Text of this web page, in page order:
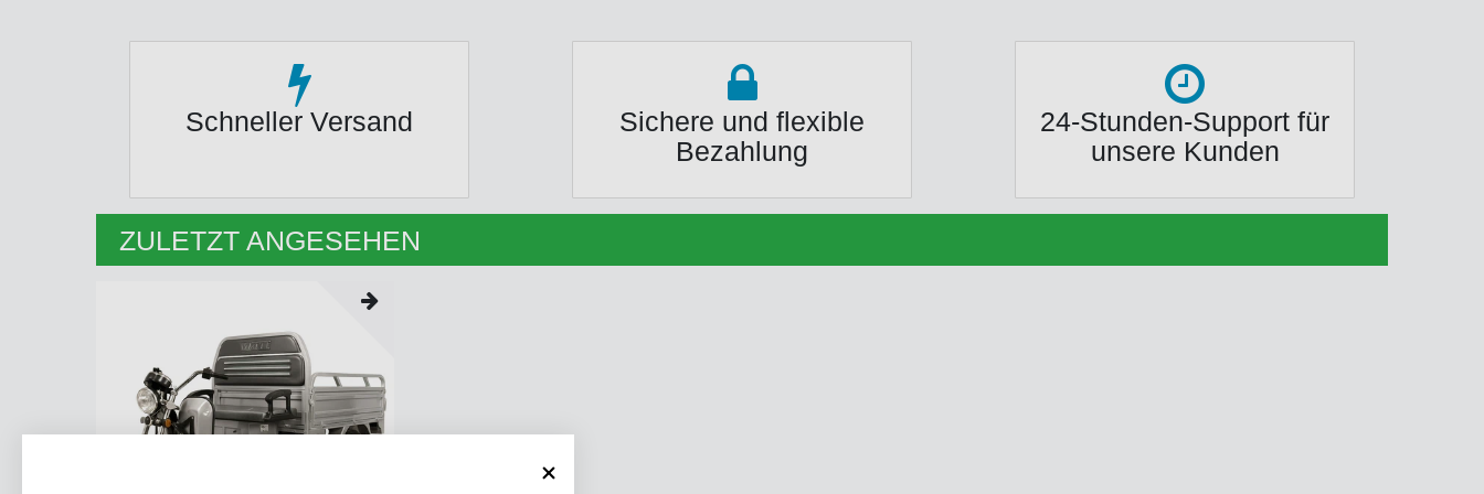
Schneller Versand
Sichere und flexible
Bezahlung
24-Stunden-Support für
unsere Kunden
ZULETZT ANGESEHEN